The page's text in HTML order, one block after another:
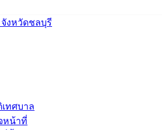
ทศบาล
หน้าที่
ศิลา เรื่อง รับสมัครสรรหาและ
นักงานจ้าง ประจำปีงบประมาณ
มืองอ่างศิลา เรื่อง รับ